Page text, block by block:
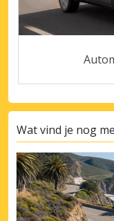
Wat vind je nog